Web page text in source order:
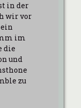
in der
wir vor
im
die
und
zu